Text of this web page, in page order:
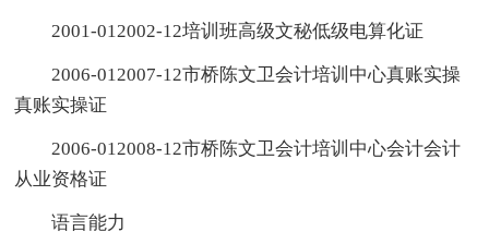
2001-012002-12培训班高级文秘低级电算化证
2006-012007-12市桥陈文卫会计培训中心真账实操
真账实操证
2006-012008-12市桥陈文卫会计培训中心会计会计
从业资格证
语言能力